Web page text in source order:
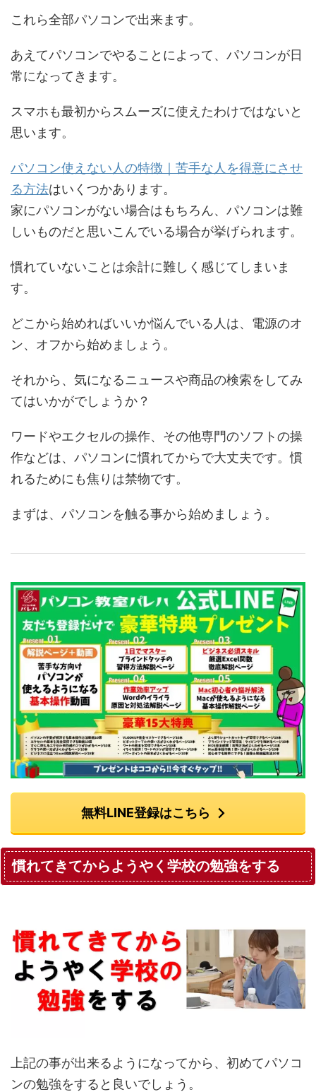
これら全部パソコンで出来ます。
あえてパソコンでやることによって、パソコンが日
常になってきます。
スマホも最初からスムーズに使えたわけではないと
思います。
パソコン使えない人の特徴｜苦手な人を得意にさせ
る方法はいくつかあります。
家にパソコンがない場合はもちろん、パソコンは難
しいものだと思いこんでいる場合が挙げられます。
慣れていないことは余計に難しく感じてしまいま
す。
どこから始めればいいか悩んでいる人は、電源のオ
ン、オフから始めましょう。
それから、気になるニュースや商品の検索をしてみ
てはいかがでしょうか？
ワードやエクセルの操作、その他専門のソフトの操
作などは、パソコンに慣れてからで大丈夫です。慣
れるためにも焦りは禁物です。
まずは、パソコンを触る事から始めましょう。
無料LINE登録はこちら
慣れてきてからようやく学校の勉強をする
上記の事が出来るようになってから、初めてパソコ
ンの勉強をすると良いでしょう。